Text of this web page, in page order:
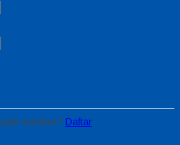
member? Daftar